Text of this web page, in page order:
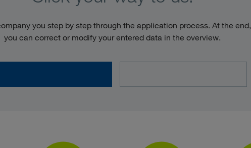
you step by step through the application process. At the end,
you can correct or modify your entered data in the overview.